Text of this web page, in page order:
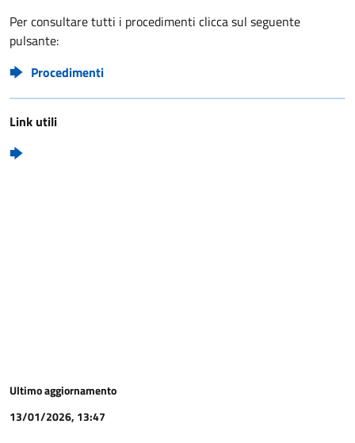
Per consultare tutti i procedimenti clicca sul seguente
pulsante:
Procedimenti
Link utili
Ultimo aggiornamento
13/01/2026, 13:47